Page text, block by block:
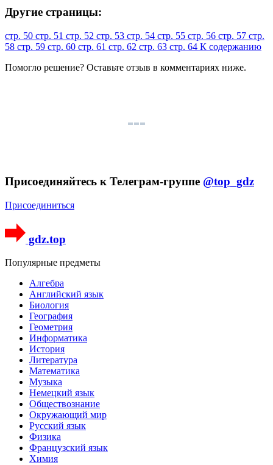
Другие страницы:
стр. 50 стр. 51 стр. 52 стр. 53 стр. 54 стр. 55 стр. 56 стр. 57 стр.
58 стр. 59 стр. 60 стр. 61 стр. 62 стр. 63 стр. 64 К содержанию
Помогло решение? Оставьте отзыв в комментариях ниже.
Присоединяйтесь к Телеграм-группе @top_gdz
Присоединиться
gdz.top
Популярные предметы
Алгебра
Английский язык
Биология
География
Геометрия
Информатика
История
Литература
Математика
Музыка
Немецкий язык
Обществознание
Окружающий мир
Русский язык
Физика
Французский язык
Химия